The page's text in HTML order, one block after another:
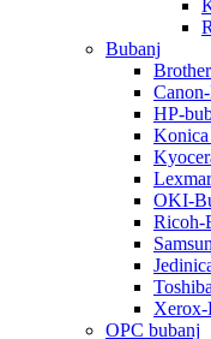
Bubanj
HP-
Konica
OKI-
Ricoh-
Xerox-
OPC bubanj